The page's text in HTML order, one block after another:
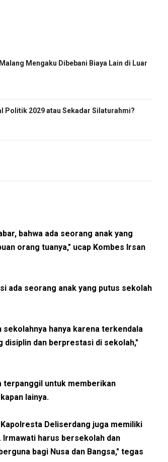
Mengaku Dibebani Biaya Lain di Luar
Politik 2029 atau Sekadar Silaturahmi?
bahwa ada seorang anak yang
orang tuanya," ucap Kombes Irsan
ada seorang anak yang putus sekolah
hanya karena terkendala
disiplin dan berprestasi di sekolah,"
terpanggil untuk memberikan
lainya.
Deliserdang juga memiliki
harus bersekolah dan
bagi Nusa dan Bangsa," tegas